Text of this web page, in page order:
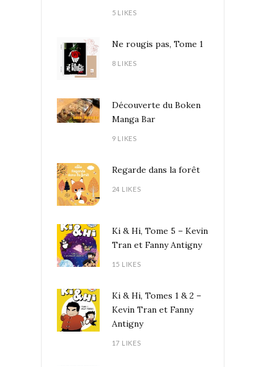
5 LIKES
Ne rougis pas, Tome 1
8 LIKES
Découverte du Boken
Manga Bar
9 LIKES
Regarde dans la forêt
24 LIKES
Ki & Hi, Tome 5 – Kevin
Tran et Fanny Antigny
15 LIKES
Ki & Hi, Tomes 1 & 2 –
Kevin Tran et Fanny
Antigny
17 LIKES